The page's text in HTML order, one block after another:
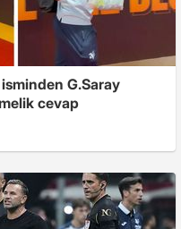
G.Saray
cevap